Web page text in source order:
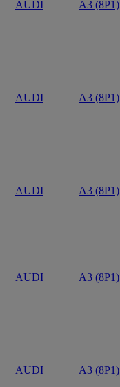
AUDI A3 (8P1)
AUDI A3 (8P1)
AUDI A3 (8P1)
AUDI A3 (8P1)
AUDI A3 (8P1)